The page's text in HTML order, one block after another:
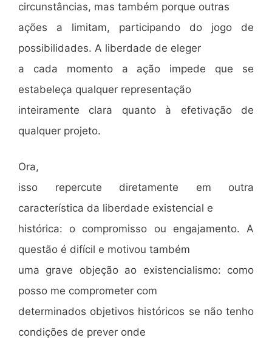
circunstâncias, mas também porque outras
ações a limitam, participando do jogo de
possibilidades. A liberdade de eleger
a cada momento a ação impede que se
estabeleça qualquer representação
inteiramente clara quanto à efetivação de
qualquer projeto.
Ora,
isso repercute diretamente em outra
característica da liberdade existencial e
histórica: o compromisso ou engajamento. A
questão é difícil e motivou também
uma grave objeção ao existencialismo: como
posso me comprometer com
determinados objetivos históricos se não tenho
condições de prever onde